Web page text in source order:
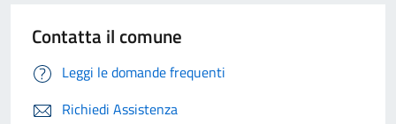
Contatta il comune
Leggi le domande frequenti
Richiedi Assistenza